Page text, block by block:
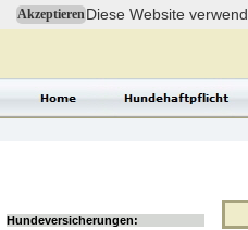
AkzeptierenDiese Website
Hundeversicherungen: